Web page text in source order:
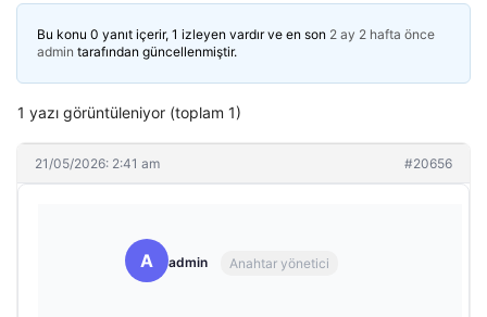
Bu konu 0 yanıt içerir, 1 izleyen vardır ve en son 2 ay 2 hafta önce
admin tarafından güncellenmiştir.
1 yazı görüntüleniyor (toplam 1)
21/05/2026: 2:41 am #20656
A admin Anahtar yönetici